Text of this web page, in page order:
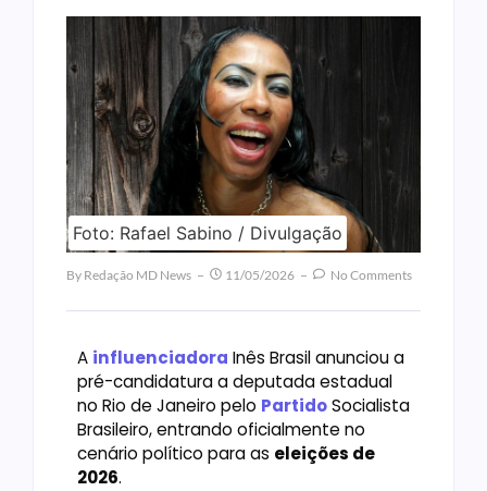
Foto: Rafael Sabino / Divulgação
By Redação MD News 11/05/2026 No Comments
A influenciadora Inês Brasil anunciou a
pré-candidatura a deputada estadual
no Rio de Janeiro pelo PartidoSocialista
Brasileiro, entrando oficialmente no
cenário político para as eleições de
2026.